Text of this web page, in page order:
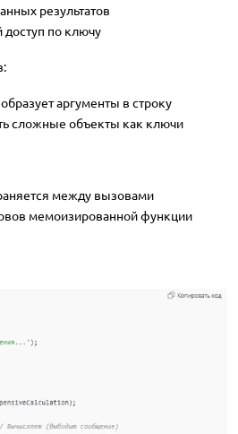
результатов
по ключу
аргументы в строку
сложные объекты как ключи
между вызовами
мемоизированной функции